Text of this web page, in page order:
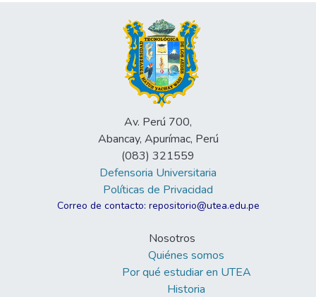
Av. Perú 700,
Abancay, Apurímac, Perú
(083) 321559
Defensoria Universitaria
Políticas de Privacidad
Correo de contacto: repositorio@utea.edu.pe
Nosotros
Quiénes somos
Por qué estudiar en UTEA
Historia